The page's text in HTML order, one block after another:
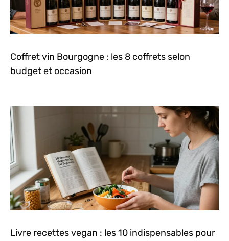
Coffret vin Bourgogne : les 8 coffrets selon
budget et occasion
Livre recettes vegan : les 10 indispensables pour